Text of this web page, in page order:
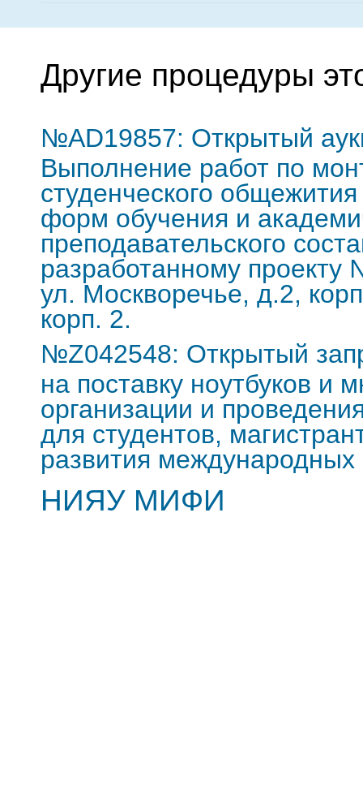
Другие процедуры
№AD19857: Открытый
Выполнение работ по
студенческого
форм обучения и
преподавательского
разработанному
ул. Москворечье, д.2,
корп. 2.
№Z042548: Открытый
на поставку ноутбуков и
организации и
для студентов,
развития
НИЯУ МИФИ